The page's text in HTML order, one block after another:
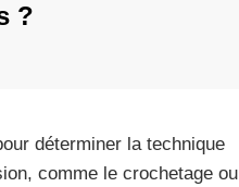
?
déterminer la technique
comme le crochetage ou